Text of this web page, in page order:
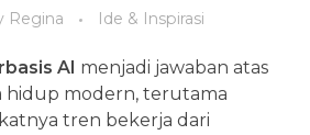
Regina Ide & Inspirasi
AI menjadi jawaban atas
hidup modern, terutama
tren bekerja dari